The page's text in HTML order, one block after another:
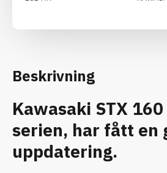
Beskrivning
Kawasaki STX 160
serien, har fått en
uppdatering.